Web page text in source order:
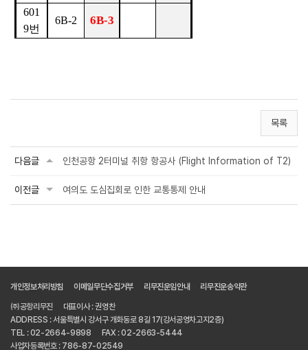
601
9번
6B-2 6B-3
목록
다음글 인천공항 2터미널 취항 항공사 (Flight Information of T2)
이전글 여의도 도심집회로 인한 교통통제 안내
개인정보처리방침 이메일무단수집거부 리무진운임안내 리무진운송약관
㈜공항리무진
대표이사 : 권영찬
ADDRESS : 서울특별시 강서구 개화동로 8길 17(강서공영차고지2층)
TEL : 02-2664-9898
FAX : 02-2663-5444
사업자등록번호 : 786-87-02549